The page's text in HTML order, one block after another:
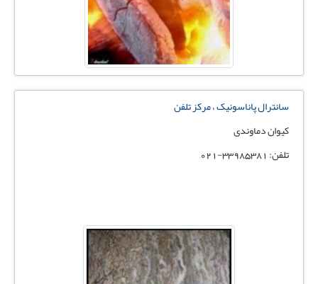
سانترال پاناسونیک ، مرکز تلفن
کیوان دماوندی
تلفن: 33985381-021